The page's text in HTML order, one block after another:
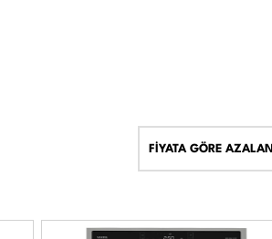
FİYATA GÖRE AZALAN